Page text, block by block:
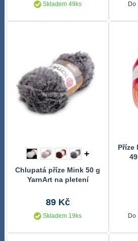
Skladem 49ks Do
+
Chlupatá příze Mink 50 g
YarnArt na pletení
89 Kč
Skladem 19ks
Příze
Do